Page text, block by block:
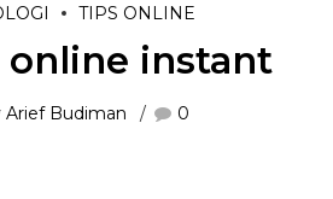
TIPS ONLINE
online instant
Arief Budiman 0